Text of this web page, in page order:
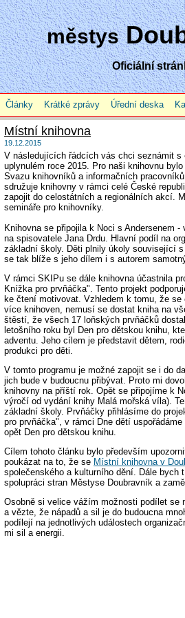
městys
Oficiální
Články Krátké zprávy Úřední deska
Místní knihovna
19.12.2015
V následujících řádcích vás chci seznámit
uplynulém roce 2015. Pro naši knihovnu
Svazu knihovníků a informačních
sdružuje knihovny v rámci celé České
zapojit do celostátních a regionálních akcí.
semináře pro knihovníky.
Knihovna se připojila k Noci s Andersenem
na spisovatele Jana Drdu. Hlavní podíl na
základní školy. Děti plnily úkoly související
se tak blíže s jeho dílem i s autorem
V rámci SKIPu se dále knihovna účastnila
Knížka pro prvňáčka". Tento projekt
ke čtení motivovat. Vzhledem k tomu, že se
více knihoven, nemusí se dostat kniha na
štěstí, že všech 17 loňských prvňáčků
letošního roku byl Den pro dětskou knihu,
adventu. Jeho cílem je představit dětem,
produkci pro děti.
V tomto programu je možné zapojit se i do
jich bude v budoucnu přibývat. Proto mi
knihovny na příští rok. Opět se připojíme k
výročí od vydání knihy Malá mořská víla).
základní školy. Prvňáčky přihlásíme do
pro prvňáčka", v rámci Dne dětí
opět Den pro dětskou knihu.
Cílem tohoto článku bylo především
poukázat na to, že se Místní knihovna v
společenského a kulturního dění. Dále bych
spolupráci stran Městyse Doubravník a
Osobně si velice vážím možnosti podílet se
a vězte, že nápadů a sil je do budoucna
podílejí na jednotlivých událostech
mi sil a energii.